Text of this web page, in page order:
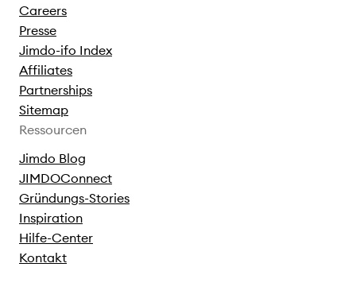
Careers
Presse
Jimdo-ifo Index
Affiliates
Partnerships
Sitemap
Ressourcen
Jimdo Blog
JIMDOConnect
Gründungs-Stories
Inspiration
Hilfe-Center
Kontakt